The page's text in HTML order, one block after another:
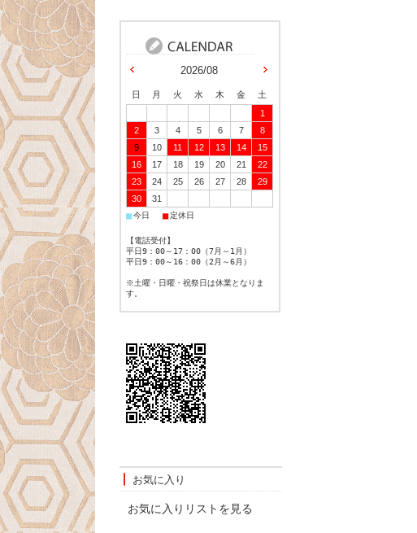
2026/08
日 月 火 水 木 金
土
1
2
3 4 5 6 7
8
9
10 11 12 13 14
15
16
17 18 19 20 21
22
23
24 25 26 27 28
29
30
31
■今日 ■定休日
【電話受付】
平日9：00～17：00（7月～1月）
平日9：00～16：00（2月～6月）
※土曜・日曜・祝祭日は休業となりま
す。
お気に入り
お気に入りリストを見る